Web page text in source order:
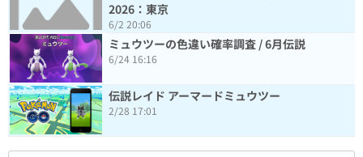
2026：東京
6/2 20:06
ミュウツーの色違い確率調査 / 6月伝説
6/24 16:16
伝説レイド アーマードミュウツー
2/28 17:01